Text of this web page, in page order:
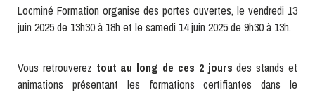
Locminé Formation organise des portes ouvertes, le vendredi 13
juin 2025 de 13h30 à 18h et le samedi 14 juin 2025 de 9h30 à 13h.
Vous retrouverez tout au long de ces 2 joursdes stands et
animations présentant les formations certifiantes dans le